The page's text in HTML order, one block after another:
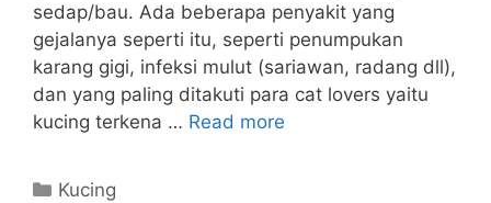
sedap/bau. Ada beberapa penyakit yang
gejalanya seperti itu, seperti penumpukan
karang gigi, infeksi mulut (sariawan, radang dll),
dan yang paling ditakuti para cat lovers yaitu
kucing terkena … Read more
Categories
Kucing